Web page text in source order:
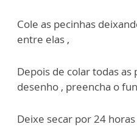
Cole as pecinhas
entre elas ,
Depois de colar todas as
desenho , preencha o
Deixe secar por 24 horas